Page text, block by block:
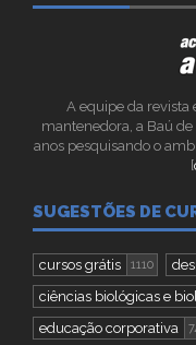
A equipe da revista
mantenedora, a Baú
anos pesquisando o
[
SUGESTÕES DE
cursos grátis 1110
ciências biológicas e
educação corporativa